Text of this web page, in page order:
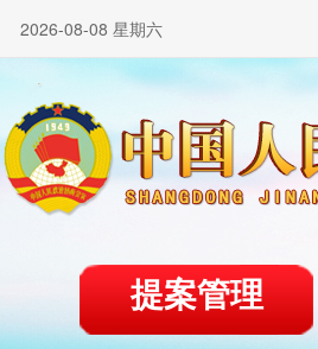
2026-08-08 星期六
提案管理